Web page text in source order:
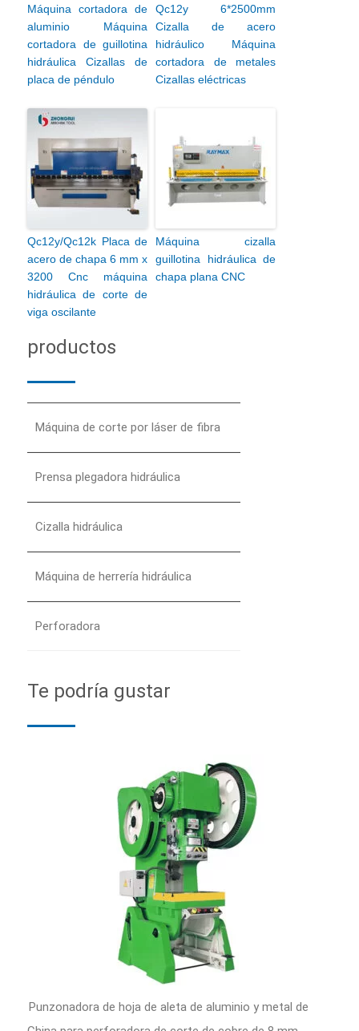
Máquina cortadora de
aluminio Máquina
cortadora de guillotina
hidráulica Cizallas de
placa de péndulo
Qc12y 6*2500mm
Cizalla de acero
hidráulico Máquina
cortadora de metales
Cizallas eléctricas
Qc12y/Qc12k Placa de
acero de chapa 6 mm x
3200 Cnc máquina
hidráulica de corte de
viga oscilante
Máquina cizalla
guillotina hidráulica de
chapa plana CNC
productos
Máquina de corte por láser de fibra
Prensa plegadora hidráulica
Cizalla hidráulica
Máquina de herrería hidráulica
Perforadora
Te podría gustar
Punzonadora de hoja de aleta de aluminio y metal de